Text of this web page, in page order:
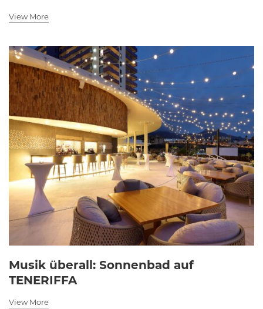
View More
Musik überall: Sonnenbad auf
TENERIFFA
View More